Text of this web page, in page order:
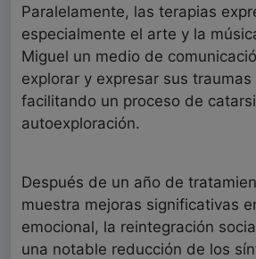
Paralelamente, las terapias
especialmente el arte y la
Miguel un medio de
explorar y expresar sus
facilitando un proceso de
autoexploración.
Después de un año de
muestra mejoras significativas
emocional, la reintegración
una notable reducción de los